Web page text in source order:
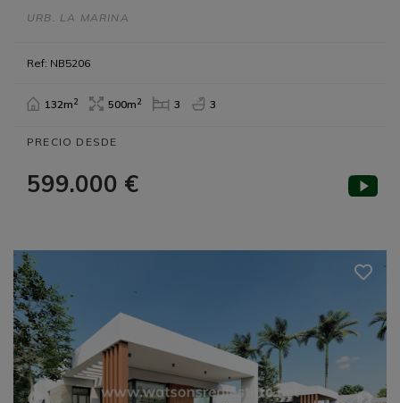
URB. LA MARINA
Ref: NB5206
132m2 500m2 3 3
PRECIO DESDE
599.000 €